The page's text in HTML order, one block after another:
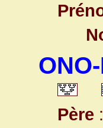
Père :